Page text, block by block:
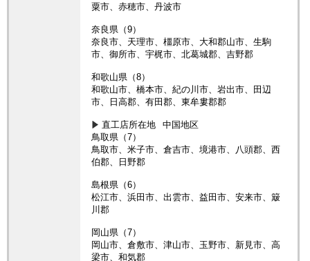
粟市、赤穂市、丹波市
奈良県（9）
奈良市、天理市、橿原市、大和郡山市、生駒
市、御所市、宇梶市、北葛城郡、吉野郡
和歌山県（8）
和歌山市、橋本市、紀の川市、岩出市、田辺
市、日高郡、有田郡、東牟婁郡郡
直工店所在地
中国地区
鳥取県（7）
鳥取市、米子市、倉吉市、境港市、八頭郡、西
伯郡、日野郡
島根県（6）
松江市、浜田市、出雲市、益田市、安来市、簸
川郡
岡山県（7）
岡山市、倉敷市、津山市、玉野市、新見市、高
梁市、和気郡